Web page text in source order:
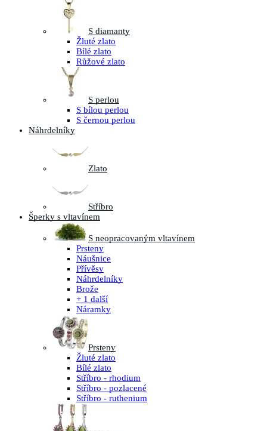
S diamanty
Žluté zlato
Bílé zlato
Růžové zlato
S perlou
S bílou perlou
S černou perlou
Náhrdelníky
Zlato
Stříbro
Šperky s vltavínem
S neopracovaným vltavínem
Prsteny
Náušnice
Přívěsy
Náhrdelníky
Brože
+ 1 další
Náramky
Prsteny
Žluté zlato
Bílé zlato
Stříbro - rhodium
Stříbro - pozlacené
Stříbro - ruthenium